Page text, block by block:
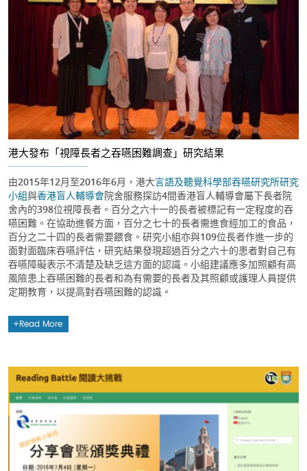
港大發布「視障長者之吞嚥困難調查」研究結果
由2015年12月至2016年6月，港大言語及聽覺科學部吞嚥研究所研究
小組與香港盲人輔導會院舍服務探訪4間香港盲人輔導會屬下長者院
舍內的398位視障長者。百分之六十一的長者被標記有一定程度的吞
嚥困難。在協助進餐方面，百分之七十的長者需進食經加工的食品，
百分之二十四的長者需要餵食。研究小組亦與109位長者作進一步的
面對面臨床吞嚥評估，研究結果發現超過百分之六十的患者對自己有
吞嚥障礙表示不清楚及缺乏這方面的認識。小組建議應多加照顧有高
風險患上吞嚥困難的長者和為有需要的長者及其照顧或護理人員提供
定期教育，以提高對吞嚥困難的認識。
Read More